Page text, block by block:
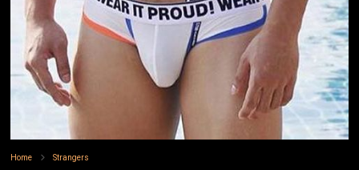
Home Strangers